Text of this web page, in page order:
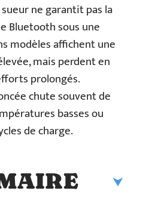
ne garantit pas la
Bluetooth sous une
modèles affichent une
mais perdent en
prolongés.
chute souvent de
basses ou
de charge.